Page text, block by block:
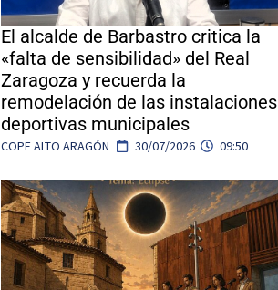
El alcalde de Barbastro critica la
«falta de sensibilidad» del Real
Zaragoza y recuerda la
remodelación de las instalaciones
deportivas municipales
COPE ALTO ARAGÓN 30/07/2026 09:50